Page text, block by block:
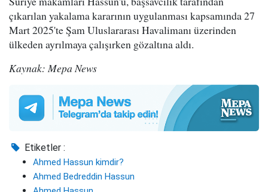
çıkarılan yakalama kararının uygulanması kapsamında 27
Mart 2025'te Şam Uluslararası Havalimanı üzerinden
ülkeden ayrılmaya çalışırken gözaltına aldı.
Kaynak: Mepa News
Etiketler :
Ahmed Hassun kimdir?
Ahmed Bedreddin Hassun